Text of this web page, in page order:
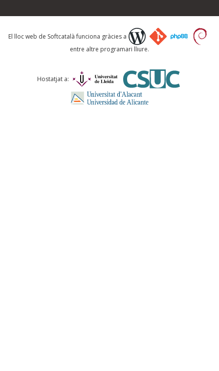
Què proposeu?
Comentari *
El lloc web de Softcatalà funciona gràcies a
entre altre programari lliure.
Hostatjat a: